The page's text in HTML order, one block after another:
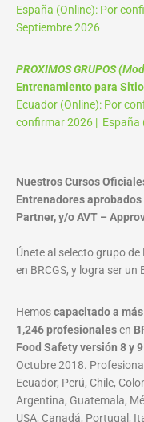
España (Online): Por
Septiembre 2026
PROXIMOS GRUPOS
Entrenamiento para
Ecuador (Online): Por
confirmar 2026 | España
Nuestros Cursos
Entrenadores
Partner, y/o AVT –
Únete al selecto grupo
en BRCGS, y logra ser un
Hemoscapacitado a
1,246 profesionalesen
Food Safety versión 8 y 9
Octubre 2018.
Ecuador, Perú, Chile,
Argentina, Guatemala,
USA, Canadá, Portugal,